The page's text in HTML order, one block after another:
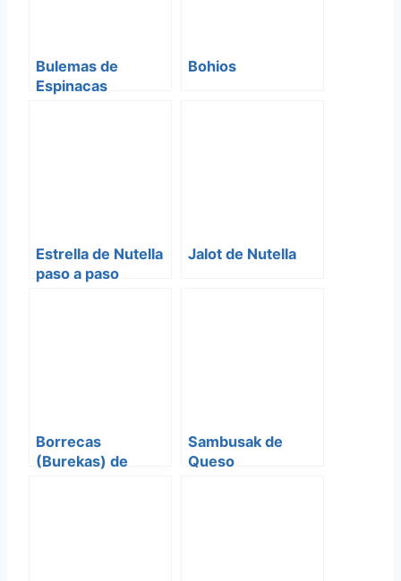
Bulemas de
Espinacas
Bohios
Estrella de Nutella
paso a paso
Jalot de Nutella
Borrecas
(Burekas) de
Sambusak de
Queso